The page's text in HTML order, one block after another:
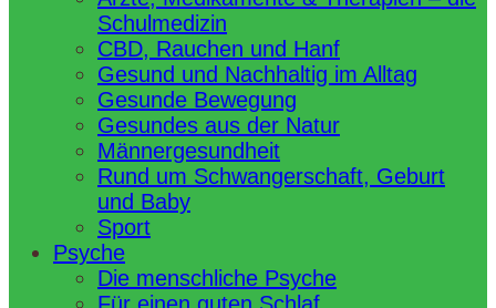
Schulmedizin
CBD, Rauchen und Hanf
Gesund und Nachhaltig im Alltag
Gesunde Bewegung
Gesundes aus der Natur
Männergesundheit
Rund um Schwangerschaft, Geburt
und Baby
Sport
Psyche
Die menschliche Psyche